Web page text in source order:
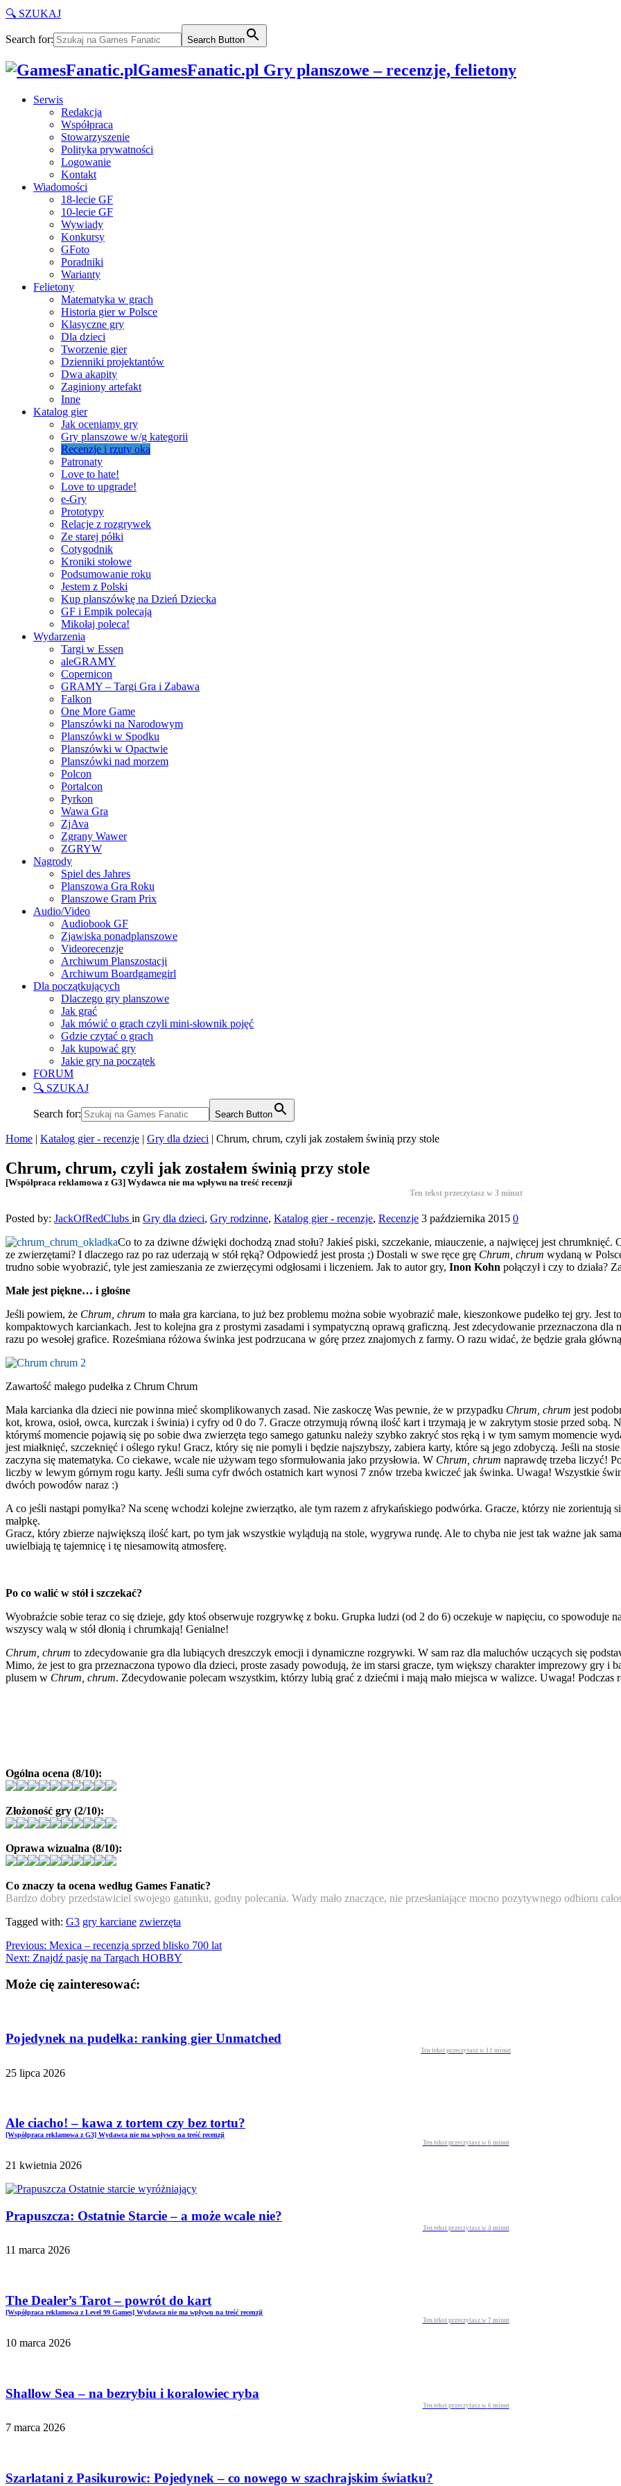
🔍 SZUKAJ
Search for: Search Button
GamesFanatic.pl Gry planszowe – recenzje, felietony
Serwis
Redakcja
Współpraca
Stowarzyszenie
Polityka prywatności
Logowanie
Kontakt
Wiadomości
18-lecie GF
10-lecie GF
Wywiady
Konkursy
GFoto
Poradniki
Warianty
Felietony
Matematyka w grach
Historia gier w Polsce
Klasyczne gry
Dla dzieci
Tworzenie gier
Dzienniki projektantów
Dwa akapity
Zaginiony artefakt
Inne
Katalog gier
Jak oceniamy gry
Gry planszowe w/g kategorii
Recenzje i rzuty oka
Patronaty
Love to hate!
Love to upgrade!
e-Gry
Prototypy
Relacje z rozgrywek
Ze starej półki
Cotygodnik
Kroniki stołowe
Podsumowanie roku
Jestem z Polski
Kup planszówkę na Dzień Dziecka
GF i Empik polecają
Mikołaj poleca!
Wydarzenia
Targi w Essen
aleGRAMY
Copernicon
GRAMY – Targi Gra i Zabawa
Falkon
One More Game
Planszówki na Narodowym
Planszówki w Spodku
Planszówki w Opactwie
Planszówki nad morzem
Polcon
Portalcon
Pyrkon
Wawa Gra
ZjAva
Zgrany Wawer
ZGRYW
Nagrody
Spiel des Jahres
Planszowa Gra Roku
Planszowe Gram Prix
Audio/Video
Audiobook GF
Zjawiska ponadplanszowe
Videorecenzje
Archiwum Planszostacji
Archiwum Boardgamegirl
Dla początkujących
Dlaczego gry planszowe
Jak grać
Jak mówić o grach czyli mini-słownik pojęć
Gdzie czytać o grach
Jak kupować gry
Jakie gry na początek
FORUM
🔍 SZUKAJ
Search for: Search Button
Home | Katalog gier - recenzje | Gry dla dzieci | Chrum, chrum, czyli jak zostałem świnią przy stole
Chrum, chrum, czyli jak zostałem świnią przy stole
[Współpraca reklamowa z G3] Wydawca nie ma wpływu na treść recenzji
Ten tekst przeczytasz w 3 minut
Posted by: JackOfRedClubs in Gry dla dzieci, Gry rodzinne, Katalog gier - recenzje, Recenzje 3 października 2015 0
Co to za dziwne dźwięki dochodzą znad stołu? Jakieś piski, szczekanie, miauczenie, a najwięcej jest
ze zwierzętami? I dlaczego raz po raz uderzają w stół ręką? Odpowiedź jest prosta ;) Dostali w swe ręce grę Chrum, chrum wydaną w
trudno sobie wyobrazić, tyle jest zamieszania ze zwierzęcymi odgłosami i liczeniem. Jak to autor gry, Inon Kohn połączył i czy to działa?
Małe jest piękne… i głośne
Jeśli powiem, że Chrum, chrum to mała gra karciana, to już bez problemu można sobie wyobrazić małe, kieszonkowe pudełko tej gry.
kompaktowych karciankach. Jest to kolejna gra z prostymi zasadami i sympatyczną oprawą graficzną. Jest zdecydowanie przeznaczona dla
razu po wesołej grafice. Roześmiana różowa świnka jest podrzucana w górę przez znajomych z farmy. O razu widać, że będzie grała
Zawartość małego pudełka z Chrum Chrum
Mała karcianka dla dzieci nie powinna mieć skomplikowanych zasad. Nie zaskoczę Was pewnie, że w przypadku Chrum, chrum jest
kot, krowa, osioł, owca, kurczak i świnia) i cyfry od 0 do 7. Gracze otrzymują równą ilość kart i trzymają je w zakrytym stosie przed sobą.
którymś momencie pojawią się po sobie dwa zwierzęta tego samego gatunku należy szybko zakryć stos ręką i w tym samym momencie
jest miałknięć, szczeknięć i oślego ryku! Gracz, który się nie pomyli i będzie najszybszy, zabiera karty, które są jego zdobyczą. Jeśli na
zaczyna się matematyka. Co ciekawe, wcale nie używam tego sformułowania jako przysłowia. W Chrum, chrum naprawdę trzeba liczyć!
liczby w lewym górnym rogu karty. Jeśli suma cyfr dwóch ostatnich kart wynosi 7 znów trzeba kwiczeć jak świnka. Uwaga! Wszystkie
dwóch powodów naraz :)
A co jeśli nastąpi pomyłka? Na scenę wchodzi kolejne zwierzątko, ale tym razem z afrykańskiego podwórka. Gracze, którzy nie zorientują
małpkę.
Gracz, który zbierze największą ilość kart, po tym jak wszystkie wylądują na stole, wygrywa rundę. Ale to chyba nie jest tak ważne jak
uwielbiają tę tajemnicę i tę niesamowitą atmosferę.
Po co walić w stół i szczekać?
Wyobraźcie sobie teraz co się dzieje, gdy ktoś obserwuje rozgrywkę z boku. Grupka ludzi (od 2 do 6) oczekuje w napięciu, co spowoduje
wszyscy walą w stół dłonią i chrumkają! Genialne!
Chrum, chrum to zdecydowanie gra dla lubiących dreszczyk emocji i dynamiczne rozgrywki. W sam raz dla maluchów uczących się
Mimo, że jest to gra przeznaczona typowo dla dzieci, proste zasady powodują, że im starsi gracze, tym większy charakter imprezowy gry i
plusem w Chrum, chrum. Zdecydowanie polecam wszystkim, którzy lubią grać z dziećmi i mają mało miejsca w walizce. Uwaga! Podczas
Ogólna ocena (8/10):
Złożoność gry (2/10):
Oprawa wizualna (8/10):
Co znaczy ta ocena według Games Fanatic?
Bardzo dobry przedstawiciel swojego gatunku, godny polecania. Wady mało znaczące, nie przesłaniające mocno pozytywnego odbioru
Tagged with: G3 gry karciane zwierzęta
Previous: Mexica – recenzja sprzed blisko 700 lat
Next: Znajdź pasję na Targach HOBBY
Może cię zainteresować:
Pojedynek na pudełka: ranking gier Unmatched
Ten tekst przeczytasz w 11 minut
25 lipca 2026
Ale ciacho! – kawa z tortem czy bez tortu?
[Współpraca reklamowa z G3] Wydawca nie ma wpływu na treść recenzji
Ten tekst przeczytasz w 6 minut
21 kwietnia 2026
Prapuszcza: Ostatnie Starcie – a może wcale nie?
Ten tekst przeczytasz w 4 minut
11 marca 2026
The Dealer’s Tarot – powrót do kart
[Współpraca reklamowa z Level 99 Games] Wydawca nie ma wpływu na treść recenzji
Ten tekst przeczytasz w 7 minut
10 marca 2026
Shallow Sea – na bezrybiu i koralowiec ryba
Ten tekst przeczytasz w 6 minut
7 marca 2026
Szarlatani z Pasikurowic: Pojedynek – co nowego w szachrajskim światku?